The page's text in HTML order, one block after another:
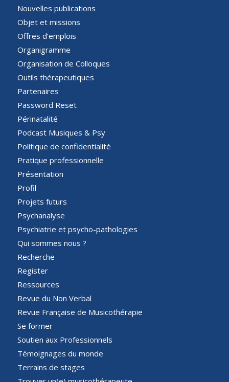
Nouvelles publications
Objet et missions
Offres d’emplois
Organigramme
Organisation de Colloques
Outils thérapeutiques
Partenaires
Password Reset
Périnatalité
Podcast Musiques & Psy
Politique de confidentialité
Pratique professionnelle
Présentation
Profil
Projets futurs
Psychanalyse
Psychiatrie et psycho-pathologies
Qui sommes nous ?
Recherche
Register
Ressources
Revue du Non Verbal
Revue Française de Musicothérapie
Se former
Soutien aux Professionnels
Témoignages du monde
Terrains de stages